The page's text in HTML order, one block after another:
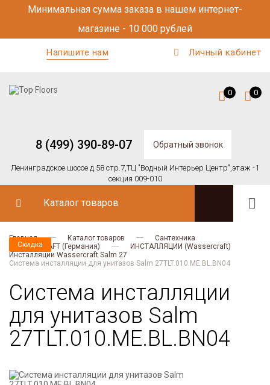
Минимальная сумма заказа в нашем интернет-
магазине - 10 000 рублей
Напишите нам Личный кабинет
8 (499) 390-89-07 Обратный звонок
Ленинградское шоссе д.58 стр.7,ТЦ "Водный Интерьер Центр",этаж -1
секция 009-010
0 0
Каталог товаров
Главная Каталог товаров
Сантехника
WASSERCRAFT (Германия)
ИНСТАЛЛЯЦИИ (Wassercraft)
Инсталляции Wassercraft Salm 27
Система инсталляции для унитазов Salm 27TLT.010.ME.BL.BN04
Система инсталляции
для унитазов Salm
27TLT.010.ME.BL.BN04
Скидка
Скидка